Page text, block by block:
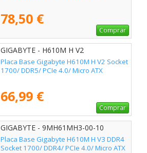
78,50 €
Comprar
GIGABYTE - H610M H V2
Placa Base Gigabyte H610M H V2 Socket
1700/ DDR5/ PCIe 4.0/ Micro ATX
66,99 €
Comprar
GIGABYTE - 9MH61MH3-00-10
Placa Base Gigabyte H610M H V3 DDR4
Socket 1700/ DDR4/ PCIe 4.0/ Micro ATX